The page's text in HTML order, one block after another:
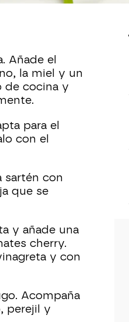
Añade el
la miel y un
de cocina y
para el
con el
sartén con
que se
y añade una
cherry.
y con
Acompaña
perejil y